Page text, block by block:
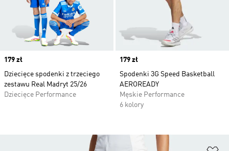
Price
179 zł
Dziecięce spodenki z trzeciego
zestawu Real Madryt 25/26
Dziecięce Performance
Price
179 zł
Spodenki 3G Speed Basketball
AEROREADY
Męskie Performance
6 kolory